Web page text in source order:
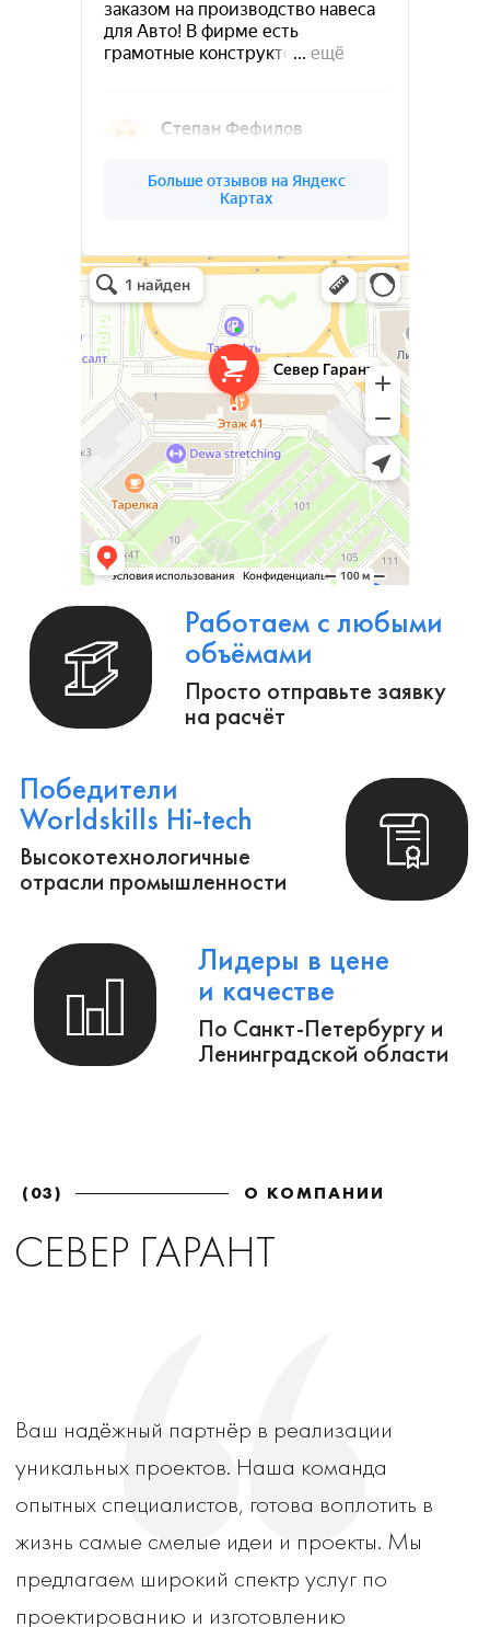
Север Гарант Групп
Металлоконструкции в Санкт‑Петербурге
Металлообработка в Санкт‑Петербурге
Лидеры в цене
и качестве
О КОМПАНИИ
Ваш надёжный партнёр в реализации
уникальных проектов. Наша команда
опытных специалистов, готова воплотить в
жизнь самые смелые идеи и проекты. Мы
предлагаем широкий спектр услуг по
проектированию и изготовлению
металлоконструкций и изделий любой
сложности под ключ.
Изготовление металлоизделий и
металлоконструкций.
Полный цикл обработки металла и
металлоизделий
Производство инженерных расчётов и
Создание 3D-модели и выпуск
конструкторской документации.
Осуществление авторского надзора
за реализацией проекта.
(04) ФОТОГАЛЕРЕЯ